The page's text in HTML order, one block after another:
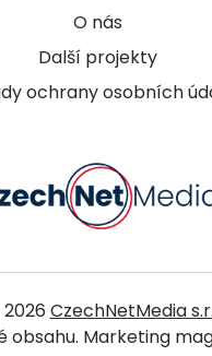
O nás
Další projekty
ochrany osobních
CzechNetMedia
obsahu. Marketing